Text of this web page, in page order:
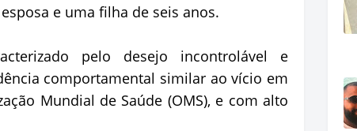
e uma filha de seis anos.
pelo desejo incontrolável e
comportamental similar ao vício em
Mundial de Saúde (OMS), e com alto